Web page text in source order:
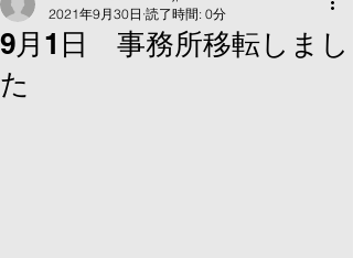
9月1日 事務所移転しまし
た
2021年9月30日 読了時間: 0分